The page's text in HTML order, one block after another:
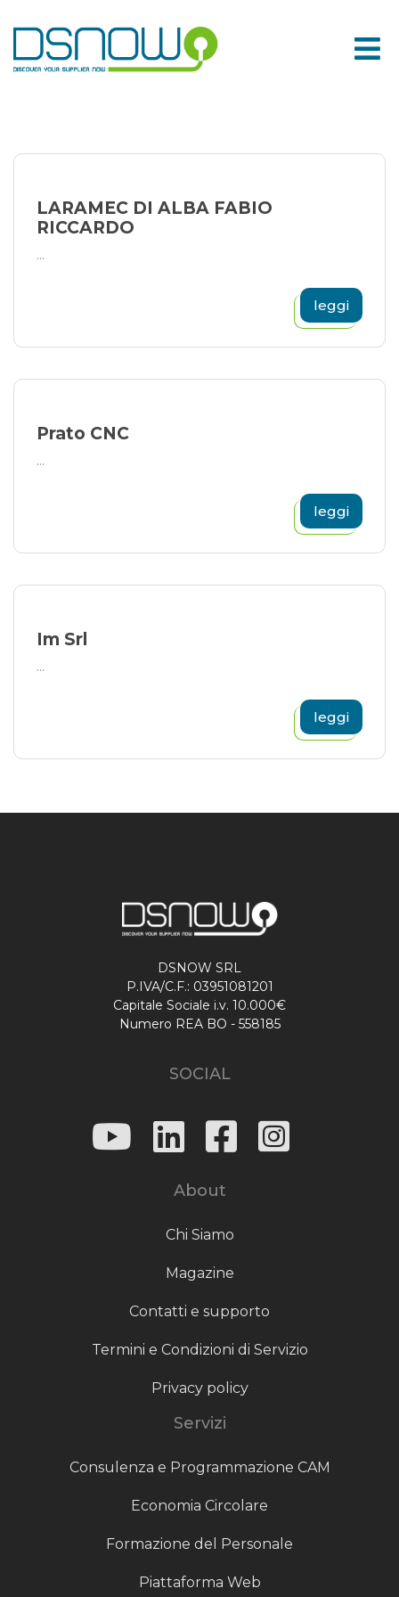
to
content
LARAMEC DI ALBA FABIO
RICCARDO
...
leggi
Prato CNC
...
leggi
Im Srl
...
leggi
DSNOW SRL
P.IVA/C.F.: 03951081201
Capitale Sociale i.v. 10.000€
Numero REA BO - 558185
SOCIAL
About
Chi Siamo
Magazine
Contatti e supporto
Termini e Condizioni di Servizio
Privacy policy
Servizi
Consulenza e Programmazione CAM
Economia Circolare
Formazione del Personale
Piattaforma Web